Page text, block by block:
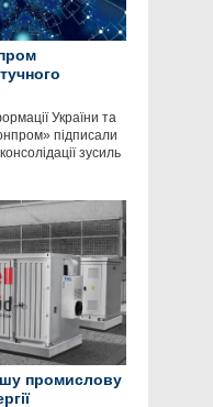
України та
підписали
зусиль
промислову